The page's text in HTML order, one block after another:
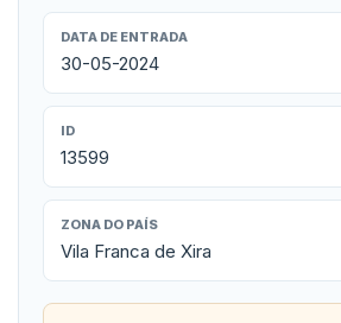
DATA DE ENTRADA
30-05-2024
ID
13599
ZONA DO PAÍS
Vila Franca de Xira